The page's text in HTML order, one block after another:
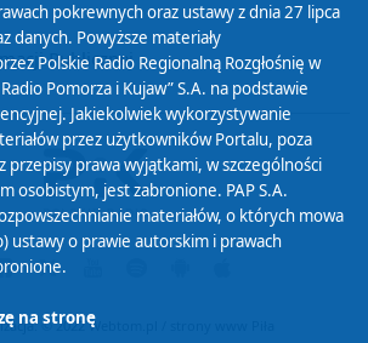
Publicznej
© 2022Webtom.pl
pokrewnych oraz ustawy z dnia 27 lipca
danych. Powyższe materiały
Polskie Radio Regionalną Rozgłośnię w
Pomorza i Kujaw” S.A. na podstawie
Jakiekolwiek wykorzystywanie
przez użytkowników Portalu, poza
przepisy prawa wyjątkami, w szczególności
osobistym, jest zabronione. PAP S.A.
materiałów, o których mowa
ustawy o prawie autorskim i prawach
na stronę